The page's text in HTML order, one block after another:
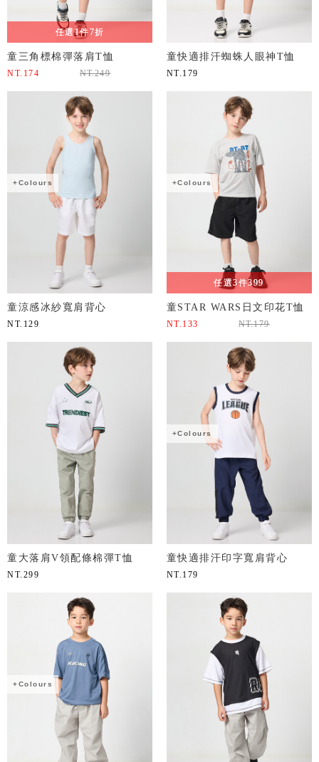
任選1件7折
童三角標棉彈落肩T恤
NT. 174 NT.249
童快適排汗蜘蛛人眼神T恤
NT. 179
+Colours
童涼感冰紗寬肩背心
NT. 129
+Colours
任選3件399
童STAR WARS日文印花T恤
NT. 133 NT.179
童大落肩V領配條棉彈T恤
NT. 299
+Colours
童快適排汗印字寬肩背心
NT. 179
+Colours